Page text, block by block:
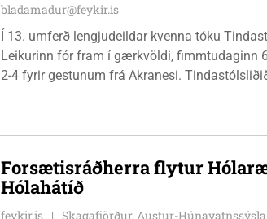
bladamadur@feykir.is
Í 13. umferð lengjudeildar kvenna tóku
Leikurinn fór fram í gærkvöldi, fimmtudaginn
2-4 fyrir gestunum frá Akranesi.
Forsætisráðherra flytur
Hólahátíð
feykir.is
Skagafjörður, Austur-